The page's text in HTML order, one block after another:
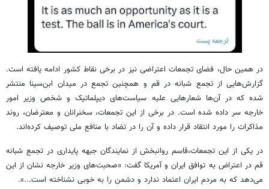
در همین حال، فضای تجمعات اعتراضی نیز در برخی نقاط کشور ادامه یافته است.
گزارش‌هایی از تجمع شبانه در قم و همچنین تجمع در میدان ابن‌سینا منتشر
شده که در آن‌ها شعارهایی علیه سیاست‌های دیپلماتیک و شخص وزیر امور
خارجه سر داده شده است. در برخی از این تجمعات، سخنرانان و معترضان، روند
مذاکرات را مورد انتقاد قرار داده و آن را در تضاد با منافع ملی توصیف کرده‌اند.
در یکی از این تجمعات،قاسم روانبخش از نمایندگان جبهه پایداری در تجمع شبانه
قم در اعتراض به توافق ایران و آمریکا گفت: «صحبت‌های وزیر خارجه نشان از این
می‌دهد که به مردم ایران اعتماد ندارد و دشمن را به خوبی نشناخته است...».